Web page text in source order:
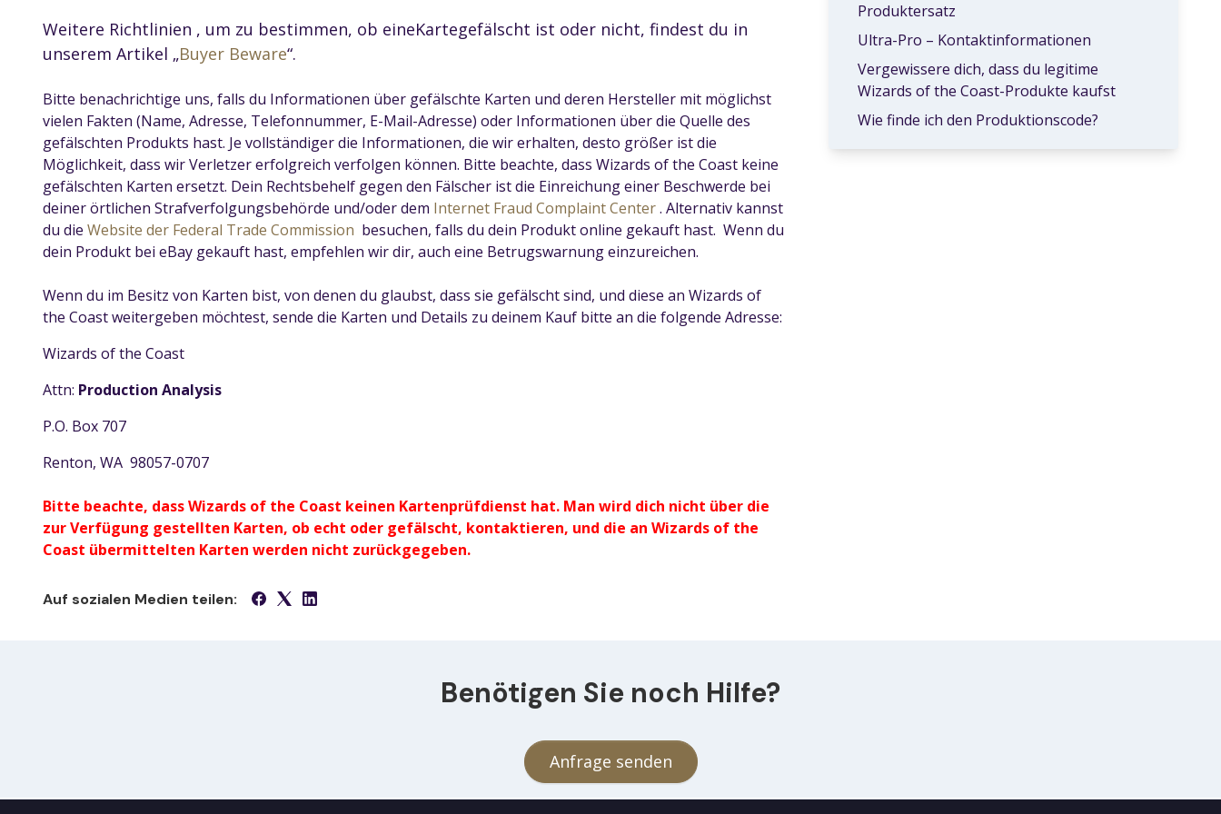
Weitere Richtlinien , um zu bestimmen, ob eineKartegefälscht ist oder nicht, findest du in
unserem Artikel „Buyer Beware“.
Bitte benachrichtige uns, falls du Informationen über gefälschte Karten und deren Hersteller mit möglichst
vielen Fakten (Name, Adresse, Telefonnummer, E-Mail-Adresse) oder Informationen über die Quelle des
gefälschten Produkts hast. Je vollständiger die Informationen, die wir erhalten, desto größer ist die
Möglichkeit, dass wir Verletzer erfolgreich verfolgen können. Bitte beachte, dass Wizards of the Coast keine
gefälschten Karten ersetzt. Dein Rechtsbehelf gegen den Fälscher ist die Einreichung einer Beschwerde bei
deiner örtlichen Strafverfolgungsbehörde und/oder dem Internet Fraud Complaint Center. Alternativ kannst
du die Website der Federal Trade Commission besuchen, falls du dein Produkt online gekauft hast. Wenn du
dein Produkt bei eBay gekauft hast, empfehlen wir dir, auch eine Betrugswarnung einzureichen.
Wenn du im Besitz von Karten bist, von denen du glaubst, dass sie gefälscht sind, und diese an Wizards of
the Coast weitergeben möchtest, sende die Karten und Details zu deinem Kauf bitte an die folgende Adresse:
Wizards of the Coast
Attn: Production Analysis
P.O. Box 707
Renton, WA 98057-0707
Bitte beachte, dass Wizards of the Coast keinen Kartenprüfdienst hat. Man wird dich nicht über die
zur Verfügung gestellten Karten, ob echt oder gefälscht, kontaktieren, und die an Wizards of the
Coast übermittelten Karten werden nicht zurückgegeben.
Auf sozialen Medien teilen:
Produktersatz
Ultra-Pro – Kontaktinformationen
Vergewissere dich, dass du legitime
Wizards of the Coast-Produkte kaufst
Wie finde ich den Produktionscode?
Benötigen Sie noch Hilfe?
Anfrage senden